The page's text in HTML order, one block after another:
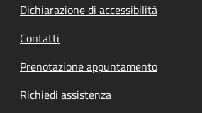
Dichiarazione di accessibilità
Contatti
Prenotazione appuntamento
Richiedi assistenza